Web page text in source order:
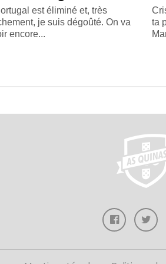
est éliminé et, très
je suis dégoûté. On va
encore...
ta